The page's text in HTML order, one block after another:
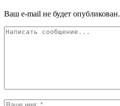
Ваш e-mail не будет опубликован.